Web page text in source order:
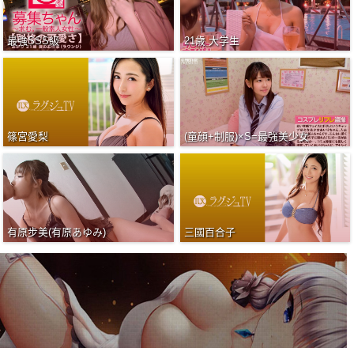
最強SSS級 21歳 大学生
篠宮愛梨 (童顔+制服)×S=最強美少女
有原步美(有原あゆみ) 三國百合子